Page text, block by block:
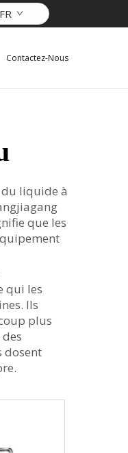
FR
Contactez-Nous
liquide à
que les
qui les
Ils
plus
dosent